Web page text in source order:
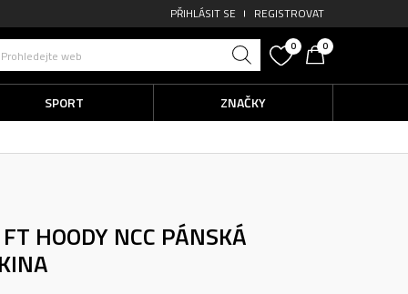
PŘIHLÁSIT SE REGISTROVAT
Prohledejte web
0 0
SPORT ZNAČKY
HOODY NCC PÁNSKÁ